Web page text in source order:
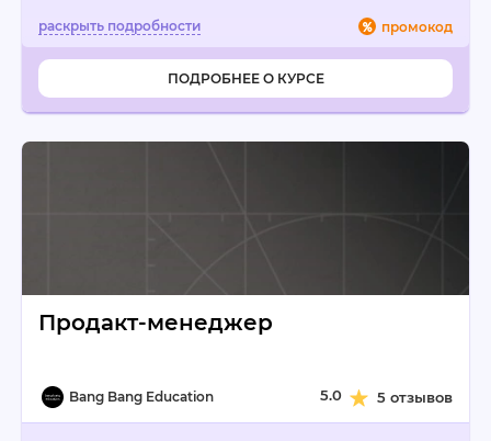
промокод
ПОДРОБНЕЕ О КУРСЕ
Продакт-менеджер
Bang Bang Education 5.0 5 отзывов